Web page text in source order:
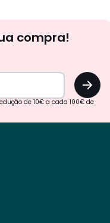
compra!
OK
de 10€ a cada 100€ de